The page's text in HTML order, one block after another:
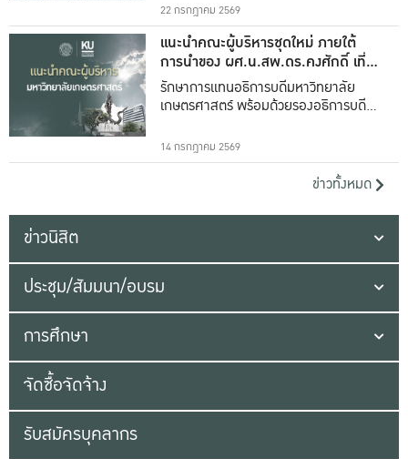
22 กรกฎาคม 2569
แนะนำคณะผู้บริหารชุดใหม่ ภายใต้
การนำของ ผศ.น.สพ.ดร.คงศักดิ์ เที่ยง
ธรรม
รักษาการแทนอธิการบดีมหาวิทยาลัย
เกษตรศาสตร์ พร้อมด้วยรองอธิการบดีทั้ง
14 กรกฎาคม 2569
ข่าวทั้งหมด
ข่าวนิสิต
ประชุม/สัมมนา/อบรม
การศึกษา
จัดซื้อจัดจ้าง
รับสมัครบุคลากร